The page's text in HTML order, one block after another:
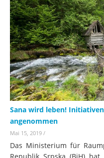
Sana wird leben!
angenommen
Mai 15, 2019 /
Das Ministerium für